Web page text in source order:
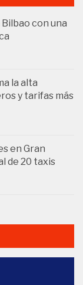
con una
la alta
y tarifas más
en Gran
de 20 taxis